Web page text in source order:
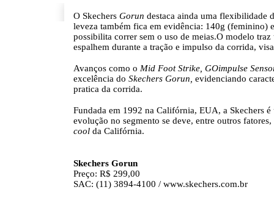
O Skechers Gorun destaca ainda uma flexibilidade
leveza também fica em evidência: 140g
possibilita correr sem o uso de meias.O modelo
espalhem durante a tração e impulso da corrida,
Avanços como o Mid Foot Strike, GOimpulse
excelência do Skechers Gorun, evidenciando
pratica da corrida.
Fundada em 1992 na Califórnia, EUA, a Skechers
evolução no segmento se deve, entre outros
cool da Califórnia.
Skechers Gorun
Preço: R$ 299,00
SAC: (11) 3894-4100 / www.skechers.com.br